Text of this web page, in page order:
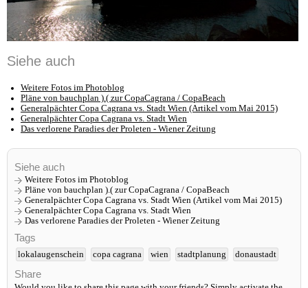
Siehe auch
Weitere Fotos im Photoblog
Pläne von bauchplan ).( zur CopaCagrana / CopaBeach
Generalpächter Copa Cagrana vs. Stadt Wien (Artikel vom Mai 2015)
Generalpächter Copa Cagrana vs. Stadt Wien
Das verlorene Paradies der Proleten - Wiener Zeitung
Siehe auch
Weitere Fotos im Photoblog
Pläne von bauchplan ).( zur CopaCagrana / CopaBeach
Generalpächter Copa Cagrana vs. Stadt Wien (Artikel vom Mai 2015)
Generalpächter Copa Cagrana vs. Stadt Wien
Das verlorene Paradies der Proleten - Wiener Zeitung
Tags
lokalaugenschein copa cagrana wien stadtplanung donaustadt
Share